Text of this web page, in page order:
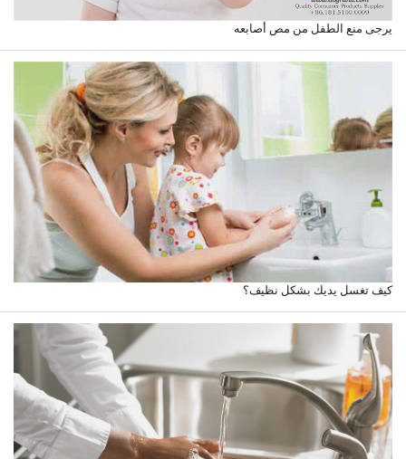
يرجى منع الطفل من مص أصابعه
كيف تغسل يديك بشكل نظيف؟